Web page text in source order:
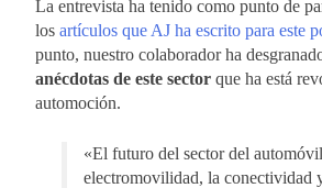
La entrevista ha tenido como punto de
los artículos que AJ ha escrito para este
punto, nuestro colaborador ha
anécdotas de este sector que ha está
automoción.
«El futuro del sector del
electromovilidad, la conectividad